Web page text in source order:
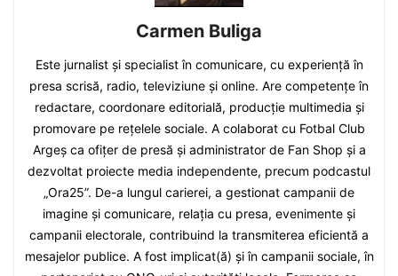
Carmen Buliga
Este jurnalist și specialist în comunicare, cu experiență în
presa scrisă, radio, televiziune și online. Are competențe în
redactare, coordonare editorială, producție multimedia și
promovare pe rețelele sociale. A colaborat cu Fotbal Club
Argeș ca ofițer de presă și administrator de Fan Shop și a
dezvoltat proiecte media independente, precum podcastul
„Ora25”. De-a lungul carierei, a gestionat campanii de
imagine și comunicare, relația cu presa, evenimente și
campanii electorale, contribuind la transmiterea eficientă a
mesajelor publice. A fost implicat(ă) și în campanii sociale, în